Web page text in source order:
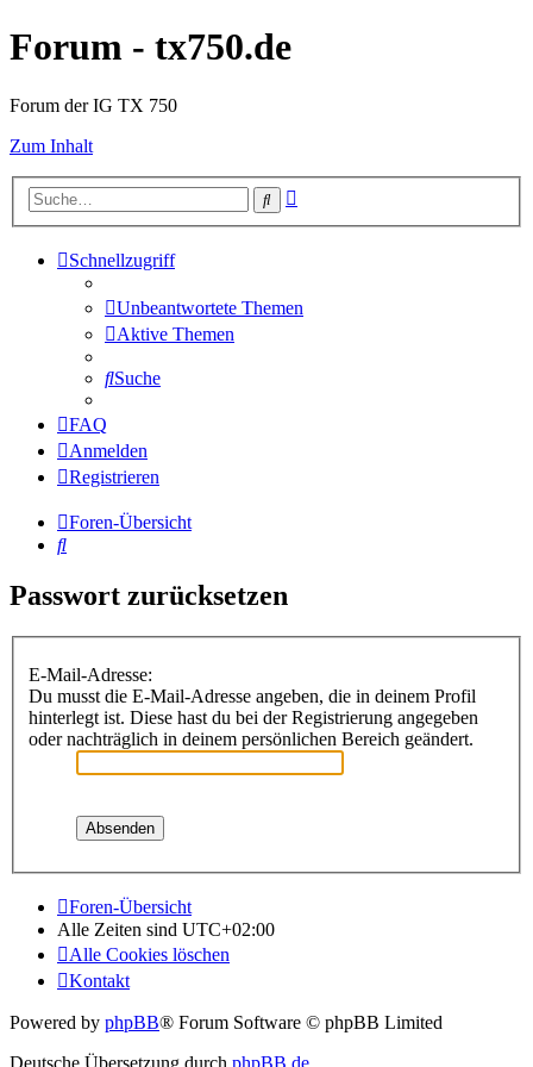
Forum - tx750.de
Forum der IG TX 750
Zum Inhalt
Suche
Schnellzugriff
Unbeantwortete Themen
Aktive Themen
Suche
FAQ
Anmelden
Registrieren
Foren-Übersicht
Suche
Passwort zurücksetzen
E-Mail-Adresse:
Du musst die E-Mail-Adresse angeben, die in deinem Profil
hinterlegt ist. Diese hast du bei der Registrierung angegeben
oder nachträglich in deinem persönlichen Bereich geändert.
Foren-Übersicht
Alle Zeiten sind UTC+02:00
Alle Cookies löschen
Kontakt
Powered by phpBB® Forum Software © phpBB Limited
Deutsche Übersetzung durch phpBB.de